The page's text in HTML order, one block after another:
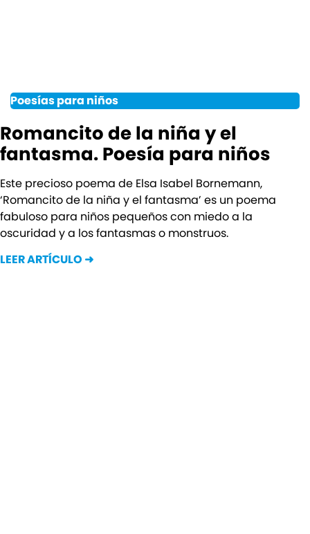
Poesías para niños
Romancito de la niña y el
fantasma. Poesía para niños
Este precioso poema de Elsa Isabel Bornemann,
‘Romancito de la niña y el fantasma’ es un poema
fabuloso para niños pequeños con miedo a la
oscuridad y a los fantasmas o monstruos.
LEER ARTÍCULO ➜